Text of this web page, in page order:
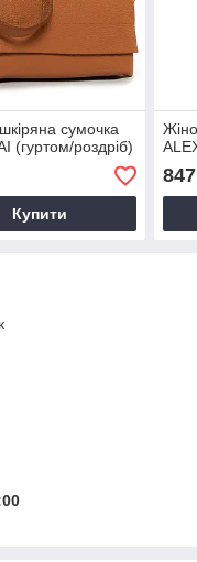
сумочка
(гуртом/роздріб)
Купити
847